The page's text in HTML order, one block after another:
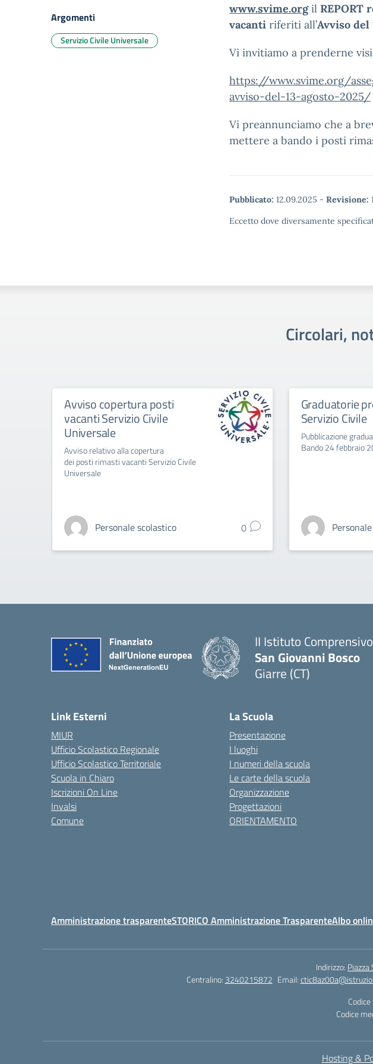
www.svime.orgil REPORT
vacanti riferiti all’Avviso del
Vi invitiamo a prenderne
https://www.svime.org/
avviso-del-13-agosto-2025/
Vi preannunciamo che a
mettere a bando i posti
Pubblicato: 12.09.2025 - Revisione:
Eccetto dove diversamente
Argomenti
Servizio Civile Universale
Circolari,
Avviso copertura posti
vacanti Servizio Civile
Universale
Avviso relativo alla copertura
dei posti rimasti vacanti Servizio Civile
Universale
Personale scolastico 0
Graduatorie
Servizio Civile
Pubblicazione
Bando 24 febbraio
II Istituto Comprensivo
San Giovanni Bosco
Giarre (CT)
Link Esterni
MIUR
Ufficio Scolastico Regionale
Ufficio Scolastico Territoriale
Scuola in Chiaro
Iscrizioni On Line
Invalsi
Comune
La Scuola
Presentazione
I luoghi
I numeri della scuola
Le carte della scuola
Organizzazione
Progettazioni
ORIENTAMENTO
Amministrazione trasparenteSTORICO Amministrazione TrasparenteAlbo
Indirizzo: Piazza
Centralino: 3240215872 Email:
Codice
Hosting &